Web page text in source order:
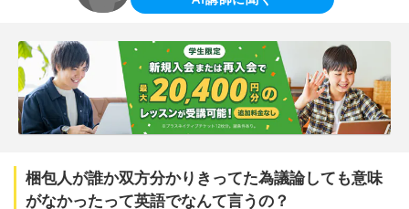
梱包人が誰か双方分かりきってた為議論しても意味
がなかったって英語でなんて言うの？